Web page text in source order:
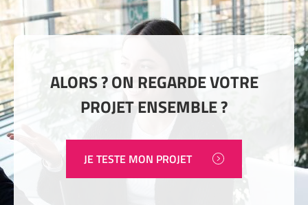
ALORS ? ON REGARDE VOTRE
PROJET ENSEMBLE ?
JE TESTE MON PROJET